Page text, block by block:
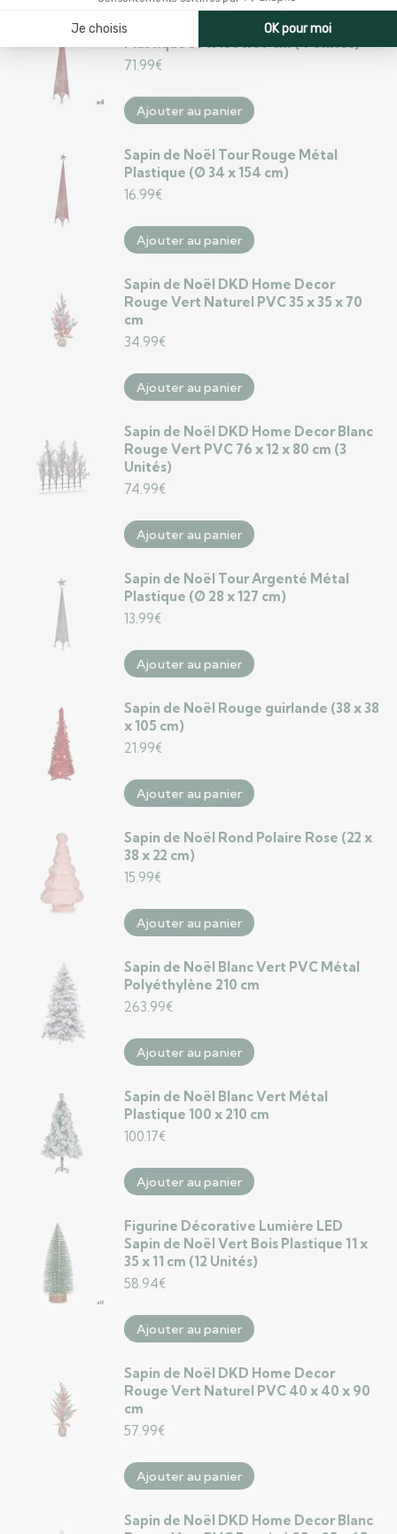
Sapin de Noël Tour Rouge Métal
Plastique 39 x 186 x 39 cm (4 Unités)
71.99€
Ajouter au panier
Sapin de Noël Tour Rouge Métal
Plastique (Ø 34 x 154 cm)
16.99€
Ajouter au panier
Sapin de Noël DKD Home Decor
Rouge Vert Naturel PVC 35 x 35 x 70
cm
34.99€
Ajouter au panier
Sapin de Noël DKD Home Decor Blanc
Rouge Vert PVC 76 x 12 x 80 cm (3
Unités)
74.99€
Ajouter au panier
Sapin de Noël Tour Argenté Métal
Plastique (Ø 28 x 127 cm)
13.99€
Ajouter au panier
Sapin de Noël Rouge guirlande (38 x 38
x 105 cm)
21.99€
Ajouter au panier
Sapin de Noël Rond Polaire Rose (22 x
38 x 22 cm)
15.99€
Ajouter au panier
Sapin de Noël Blanc Vert PVC Métal
Polyéthylène 210 cm
263.99€
Ajouter au panier
Sapin de Noël Blanc Vert Métal
Plastique 100 x 210 cm
100.17€
Ajouter au panier
Figurine Décorative Lumière LED
Sapin de Noël Vert Bois Plastique 11 x
35 x 11 cm (12 Unités)
58.94€
Ajouter au panier
Sapin de Noël DKD Home Decor
Rouge Vert Naturel PVC 40 x 40 x 90
cm
57.99€
Ajouter au panier
Sapin de Noël DKD Home Decor Blanc